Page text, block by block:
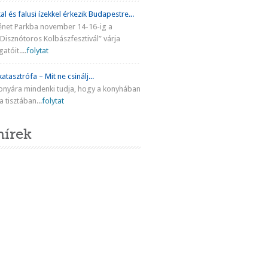
és falusi ízekkel érkezik Budapestre...
Parkba november 14-16-ig a
Kolbászfesztivál” várja
folytat
– Mit ne csinálj...
mindenki tudja, hogy a konyhában
tisztában...folytat